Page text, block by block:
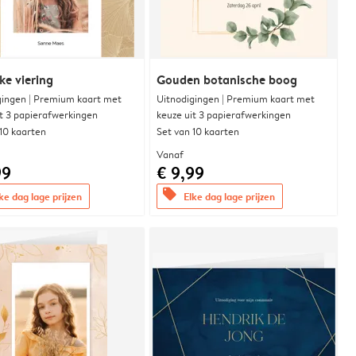
viering
| Premium kaart met
3 papierafwerkingen
kaarten
dag lage prijzen
Gouden botanische boog
Uitnodigingen | Premium kaart met
keuze uit 3 papierafwerkingen
Set van 10 kaarten
Vanaf
€ 9,99
offers Elke dag lage prijzen